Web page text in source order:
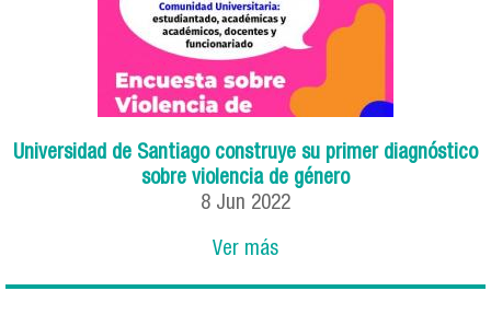
Universidad de Santiago construye su primer diagnóstico
sobre violencia de género
8 Jun 2022
Ver más